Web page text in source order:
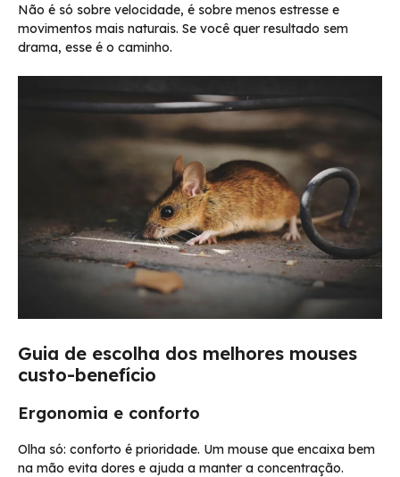
Não é só sobre velocidade, é sobre menos estresse e
movimentos mais naturais. Se você quer resultado sem
drama, esse é o caminho.
Guia de escolha dos melhores mouses
custo-benefício
Ergonomia e conforto
Olha só: conforto é prioridade. Um mouse que encaixa bem
na mão evita dores e ajuda a manter a concentração.